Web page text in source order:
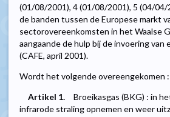
(01/08/2001), 4 (01/08/2001), 5 (04/
de banden tussen de Europese markt
sectorovereenkomsten in het Waalse
aangaande de hulp bij de invoering
(CAFE, april 2001).
Wordt het volgende overeengekomen
Artikel 1.
Broeikasgas (BKG) : in
infrarode straling opnemen en weer